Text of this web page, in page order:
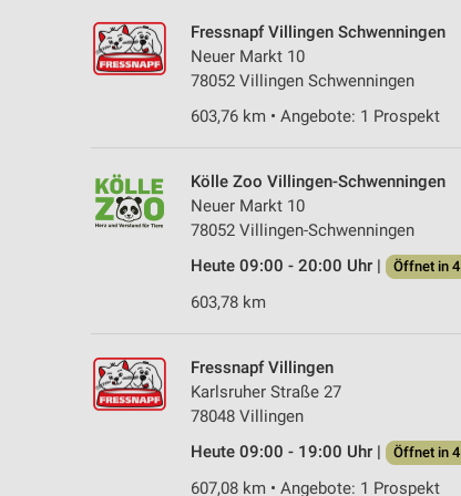
Fressnapf Villingen Schwenningen
Neuer Markt 10
78052 Villingen Schwenningen
603,76 km • Angebote: 1 Prospekt
Kölle Zoo Villingen-Schwenningen
Neuer Markt 10
78052 Villingen-Schwenningen
Heute 09:00 - 20:00 Uhr |
Öffnet in
603,78 km
Fressnapf Villingen
Karlsruher Straße 27
78048 Villingen
Heute 09:00 - 19:00 Uhr |
Öffnet in
607,08 km • Angebote: 1 Prospekt